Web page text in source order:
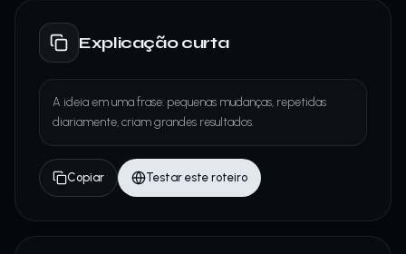
Explicação curta
A ideia em uma frase: pequenas mudanças, repetidas
diariamente, criam grandes resultados.
Copiar Testar este roteiro